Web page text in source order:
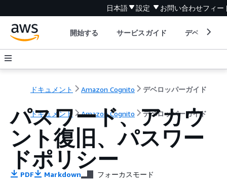
日本語 設定 お問い合わせフィー
開始する サービスガイド デベロッパ
ドキュメント Amazon Cognito デベロッパーガイド
ドキュメント Amazon Cognito デベロッパーガイド
パスワード、アカウ
ント復旧、パスワー
ドポリシー
PDF Markdown フォーカスモード